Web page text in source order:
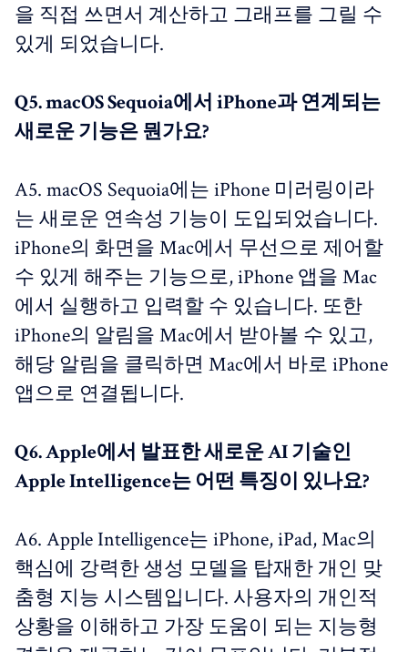
을 직접 쓰면서 계산하고 그래프를 그릴 수
있게 되었습니다.
Q5. macOS Sequoia에서 iPhone과 연계되는
새로운 기능은 뭔가요?
A5. macOS Sequoia에는 iPhone 미러링이라
는 새로운 연속성 기능이 도입되었습니다.
iPhone의 화면을 Mac에서 무선으로 제어할
수 있게 해주는 기능으로, iPhone 앱을 Mac
에서 실행하고 입력할 수 있습니다. 또한
iPhone의 알림을 Mac에서 받아볼 수 있고,
해당 알림을 클릭하면 Mac에서 바로 iPhone
앱으로 연결됩니다.
Q6. Apple에서 발표한 새로운 AI 기술인
Apple Intelligence는 어떤 특징이 있나요?
A6. Apple Intelligence는 iPhone, iPad, Mac의
핵심에 강력한 생성 모델을 탑재한 개인 맞
춤형 지능 시스템입니다. 사용자의 개인적
상황을 이해하고 가장 도움이 되는 지능형